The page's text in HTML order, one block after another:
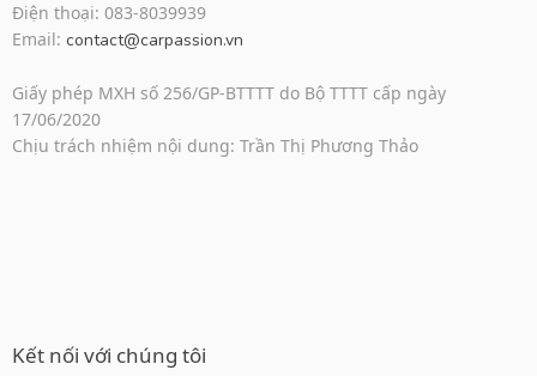
Điện thoại: 083-8039939
Email: contact@carpassion.vn
Giấy phép MXH số 256/GP-BTTTT do Bộ TTTT cấp ngày
17/06/2020
Chịu trách nhiệm nội dung: Trần Thị Phương Thảo
Kết nối với chúng tôi